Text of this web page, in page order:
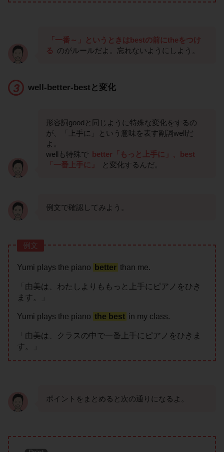
「一番～」というときはbestの前にtheをつけ
る のがルールだよ。忘れないようにしよう。
well-better-bestと変化
形容詞goodと同じように特殊な変化をするの
が、「上手に」という意味を表す副詞wellだ
よ。
wellも特殊で better「もっと上手に」、best
「一番上手に」
と変化するんだ。
例文で確認してみよう。
例文
Yumi plays the piano better than me.
「由美は、わたしよりももっと上手にピアノをひき
ます。」
Yumi plays the piano the best in my class.
「由美は、クラスの中で一番上手にピアノをひきま
す。」
ポイントをまとめると次の通りになるよ。